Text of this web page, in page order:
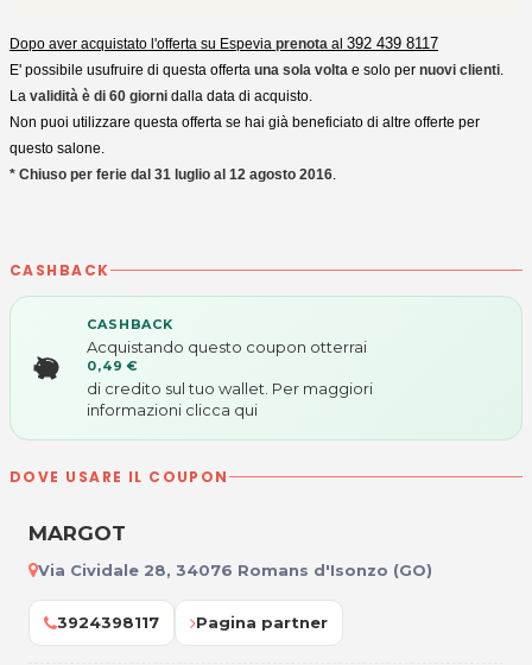
Dopo aver acquistato l'offerta su Espevia prenota al 392 439 8117
E' possibile usufruire di questa offerta una sola volta e solo per nuovi clienti
La validità è di 60 giorni dalla data di acquisto.
Non puoi utilizzare questa offerta se hai già beneficiato di altre offerte per
questo salone.
* Chiuso per ferie dal 31 luglio al 12 agosto 2016
CASHBACK
CASHBACK
Acquistando questo coupon otterrai
0,49 €
di credito sul tuo wallet. Per maggiori
informazioni clicca qui
DOVE USARE IL COUPON
MARGOT
Via Cividale 28, 34076 Romans d'Isonzo (GO)
3924398117 Pagina partner